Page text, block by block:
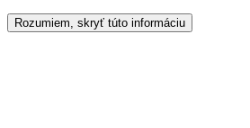
Rozumiem, skryť túto informáciu